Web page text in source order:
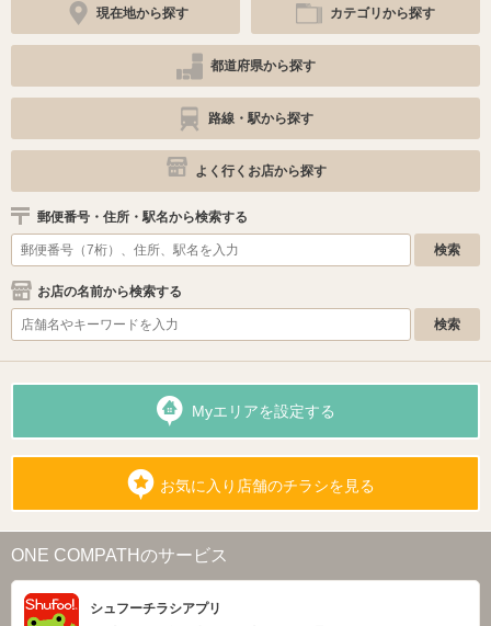
現在地から探す カテゴリから探す
都道府県から探す
路線・駅から探す
よく行くお店から探す
郵便番号・住所・駅名から検索する
お店の名前から検索する
Myエリアを設定する
お気に入り店舗のチラシを見る
ONE COMPATHのサービス
シュフーチラシアプリ